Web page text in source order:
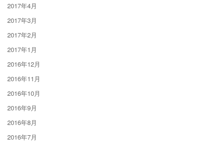
2017年4月
2017年3月
2017年2月
2017年1月
2016年12月
2016年11月
2016年10月
2016年9月
2016年8月
2016年7月